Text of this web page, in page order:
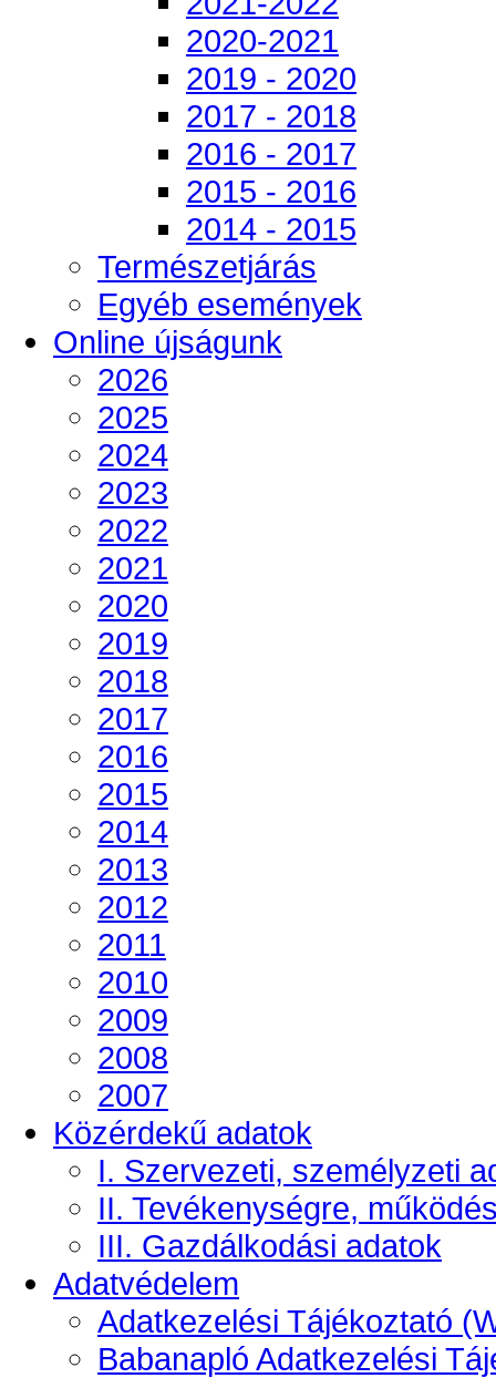
2020-2021
2019 - 2020
2017 - 2018
2016 - 2017
2015 - 2016
2014 - 2015
Természetjárás
Egyéb események
Online újságunk
2026
2025
2024
2023
2022
2021
2020
2019
2018
2017
2016
2015
2014
2013
2012
2011
2010
2009
2008
2007
Közérdekű adatok
I. Szervezeti, személyzeti
II. Tevékenységre,
III. Gazdálkodási adatok
Adatvédelem
Adatkezelési Tájékoztató
Babanapló Adatkezelési